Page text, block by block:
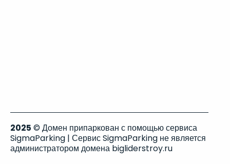
2025 © Домен припаркован с помощью сервиса
SigmaParking | Сервис SigmaParking не является
администратором домена bigliderstroy.ru